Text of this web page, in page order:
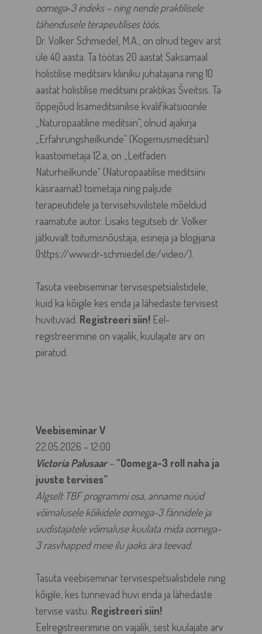
oomega‑3 indeks – ning nende praktilisele
tähendusele terapeutilises töös.
Dr. Volker Schmiedel, M.A., on olnud tegev arst
üle 40 aasta. Ta töötas 20 aastat Saksamaal
holistilise meditsiini kliiniku juhatajana ning 10
aastat holistilise meditsiini praktikas Šveitsis. Ta
õppejõud lisameditsiinilise kvalifikatsioonile
„Naturopaatiline meditsiin“, olnud ajakirja
„Erfahrungsheilkunde“ (Kogemusmeditsiin)
kaastoimetaja 12.a, on „Leitfaden
Naturheilkunde“ (Naturopaatilise meditsiini
käsiraamat) toimetaja ning paljude
terapeutidele ja tervisehuvilistele mõeldud
raamatute autor. Lisaks tegutseb dr. Volker
jätkuvalt toitumisnõustaja, esineja ja blogijana
(https://www.dr-schmiedel.de/video/).
Tasuta veebiseminar tervisespetsialistidele,
kuid ka kõigile kes enda ja lähedaste tervisest
huvituvad. Registreeri siin! Eel-
registreerimine on vajalik, kuulajate arv on
piiratud.
Veebiseminar V
22.05.2026 – 12:00
Victoria Palusaar–“Oomega-3 roll naha ja
juuste tervises”
Algselt TBF programmi osa, anname nüüd
võimalusele kõikidele oomega-3 fännidele ja
uudistajatele võimaluse kuulata mida oomega-
3 rasvhapped meie ilu jaoks ära teevad.
Tasuta veebiseminar tervisespetsialistidele ning
kõigile, kes tunnevad huvi enda ja lähedaste
tervise vastu. Registreeri siin!
Eelregistreerimine on vajalik, sest kuulajate arv